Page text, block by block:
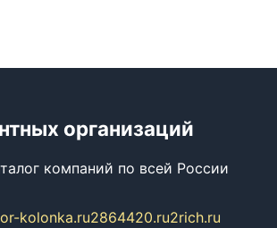
организаций
компаний по всей России
kolonka.ru2864420.ru2rich.ru